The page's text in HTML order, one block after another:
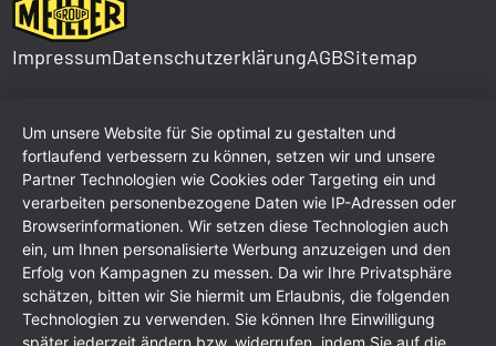
ImpressumDatenschutzerklärungAGBSitemap
Um unsere Website für Sie optimal zu gestalten und
fortlaufend verbessern zu können, setzen wir und unsere
Partner Technologien wie Cookies oder Targeting ein und
verarbeiten personenbezogene Daten wie IP-Adressen oder
Browserinformationen. Wir setzen diese Technologien auch
ein, um Ihnen personalisierte Werbung anzuzeigen und den
Erfolg von Kampagnen zu messen. Da wir Ihre Privatsphäre
schätzen, bitten wir Sie hiermit um Erlaubnis, die folgenden
Technologien zu verwenden. Sie können Ihre Einwilligung
später jederzeit ändern bzw. widerrufen, indem Sie auf die